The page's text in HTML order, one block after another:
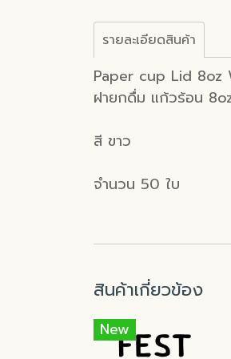
รายละเอียดสินค้า
Paper cup Lid
ฝายกดื่ม แก้วร้อน
สี ขาว
จำนวน 50 ใบ
สินค้าเกี่ยวข้อง
New